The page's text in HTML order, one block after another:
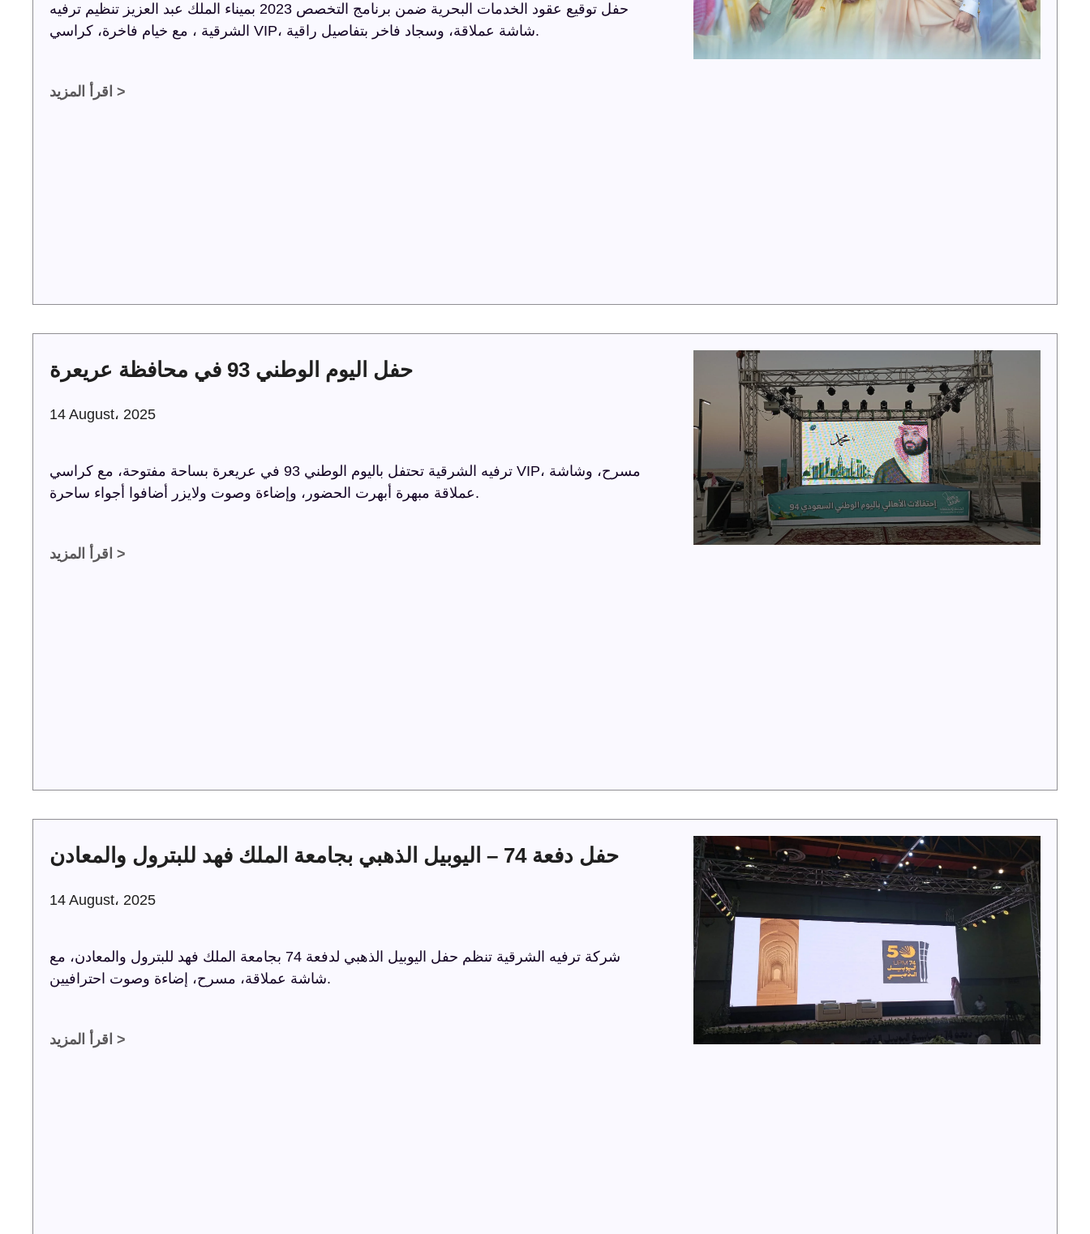
حفل توقيع عقود الخدمات البحرية ضمن برنامج التخصص 2023 بميناء الملك عبد العزيز تنظيم ترفيه
الشرقية ، مع خيام فاخرة، كراسي VIP، شاشة عملاقة، وسجاد فاخر بتفاصيل راقية.
اقرأ المزيد >
حفل اليوم الوطني 93 في محافظة عريعرة
14 August، 2025
ترفيه الشرقية تحتفل باليوم الوطني 93 في عريعرة بساحة مفتوحة، مع كراسي VIP، مسرح، وشاشة
عملاقة مبهرة أبهرت الحضور، وإضاءة وصوت ولايزر أضافوا أجواء ساحرة.
اقرأ المزيد >
حفل دفعة 74 – اليوبيل الذهبي بجامعة الملك فهد للبترول والمعادن
14 August، 2025
شركة ترفيه الشرقية تنظم حفل اليوبيل الذهبي لدفعة 74 بجامعة الملك فهد للبترول والمعادن، مع
شاشة عملاقة، مسرح، إضاءة وصوت احترافيين.
اقرأ المزيد >